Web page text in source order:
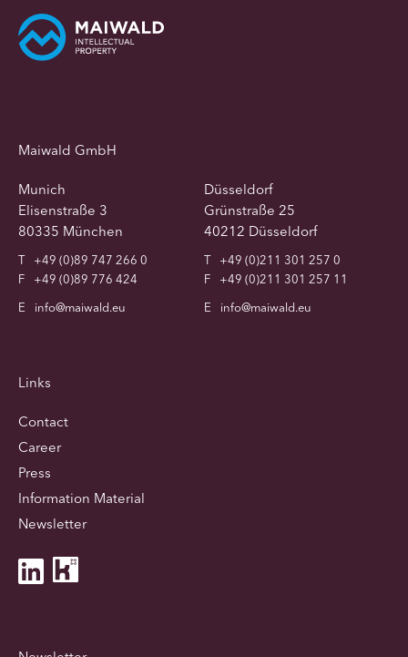
Maiwald GmbH
Munich
Elisenstraße 3
80335 München
T
+49 (0)89 747 266 0
F
+49 (0)89 776 424
E
info@maiwald.eu
Düsseldorf
Grünstraße 25
40212 Düsseldorf
T
+49 (0)211 301 257 0
F
+49 (0)211 301 257 11
E
info@maiwald.eu
Links
Contact
Career
Press
Information Material
Newsletter